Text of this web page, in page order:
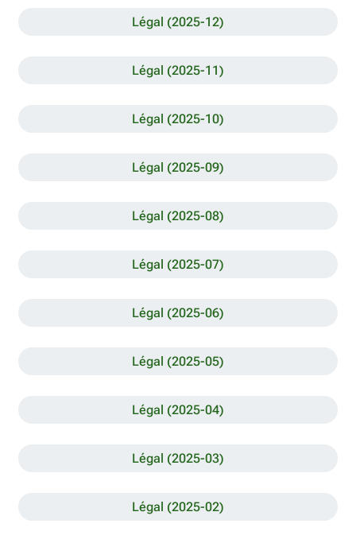
Légal (2025-12)
Légal (2025-11)
Légal (2025-10)
Légal (2025-09)
Légal (2025-08)
Légal (2025-07)
Légal (2025-06)
Légal (2025-05)
Légal (2025-04)
Légal (2025-03)
Légal (2025-02)